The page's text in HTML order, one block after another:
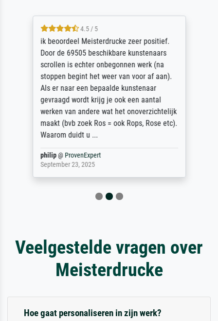
4.5 / 5
ik beoordeel Meisterdrucke zeer positief.
Door de 69505 beschikbare kunstenaars
scrollen is echter onbegonnen werk (na
stoppen begint het weer van voor af aan).
Als er naar een bepaalde kunstenaar
gevraagd wordt krijg je ook een aantal
werken van andere wat het onoverzichtelijk
maakt (bvb zoek Ros = ook Rops, Rose etc).
Waarom duidt u ...
philip@ ProvenExpert
September 23, 2025
Veelgestelde vragen over
Meisterdrucke
Hoe gaat personaliseren in zijn werk?